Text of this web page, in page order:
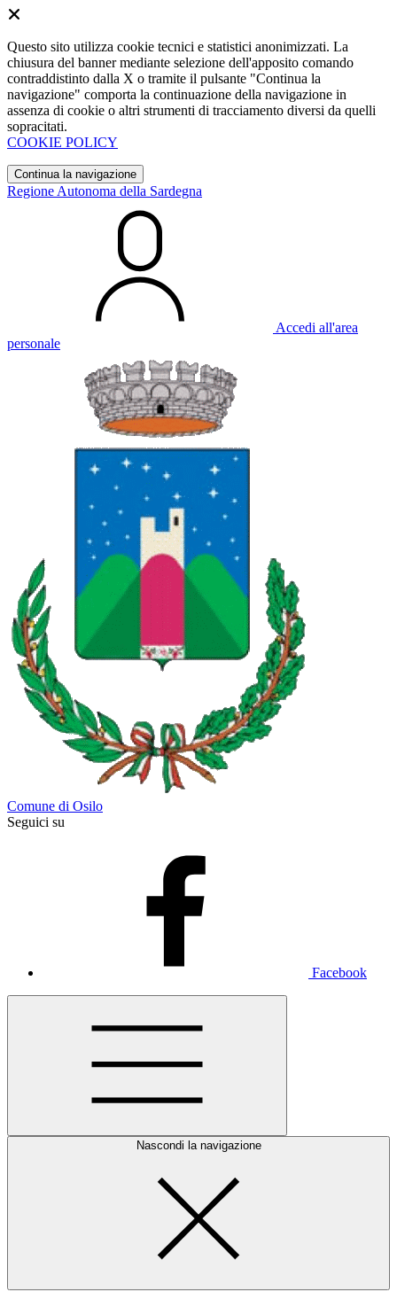
Questo sito utilizza cookie tecnici e statistici anonimizzati. La
chiusura del banner mediante selezione dell'apposito comando
contraddistinto dalla X o tramite il pulsante "Continua la
navigazione" comporta la continuazione della navigazione in
assenza di cookie o altri strumenti di tracciamento diversi da quelli
sopracitati.
COOKIE POLICY
Continua la navigazione
Regione Autonoma della Sardegna
Accedi all'area
personale
Comune di Osilo
Seguici su
Facebook
Nascondi la navigazione